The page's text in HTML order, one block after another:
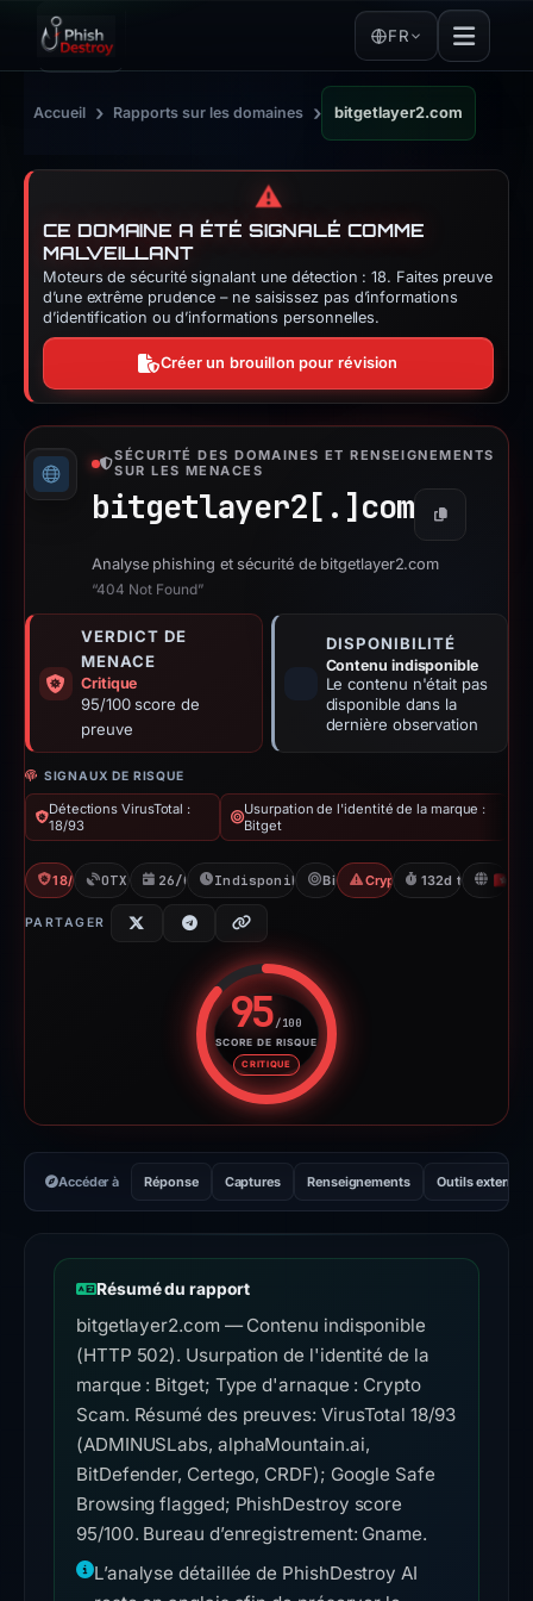
FR
Accueil › Rapports sur les domaines › bitgetlayer2.com
⚠️
CE DOMAINE A ÉTÉ SIGNALÉ COMME
MALVEILLANT
Moteurs de sécurité signalant une détection : 18. Faites preuve
d’une extrême prudence – ne saisissez pas d’informations
d’identification ou d’informations personnelles.
Créer un brouillon pour révision
SÉCURITÉ DES DOMAINES ET RENSEIGNEMENTS
SUR LES MENACES
bitgetlayer2[.] com Copier
Analyse phishing et sécurité de bitgetlayer2.com
“404 Not Found”
VERDICT DE
MENACE
Critique
95/100 score de
preuve
DISPONIBILITÉ
Contenu indisponible
Le contenu n'était pas
disponible dans la
dernière observation
SIGNAUX DE RISQUE
Détections VirusTotal :
18/93
Usurpation de l'identité de la marque :
Bitget
18/93 VTOTX: 1 ref26/02/2026Indisponible depuis 15/03/2026
Bitget Crypto Scam
132d to
PARTAGER
95/100
SCORE DE RISQUE
CRITIQUE
Score de risque : 95 sur
Accéder à Réponse Captures Renseignements Outils externes
Résumé du rapport
bitgetlayer2.com — Contenu indisponible
(HTTP 502). Usurpation de l'identité de la
marque : Bitget; Type d'arnaque : Crypto
Scam. Résumé des preuves: VirusTotal 18/93
(ADMINUSLabs, alphaMountain.ai,
BitDefender, Certego, CRDF); Google Safe
Browsing flagged; PhishDestroy score
95/100. Bureau d’enregistrement: Gname.
L’analyse détaillée de PhishDestroy AI